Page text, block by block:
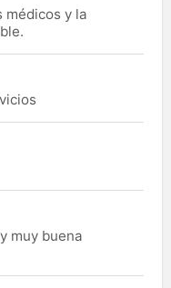
médicos y la
muy buena